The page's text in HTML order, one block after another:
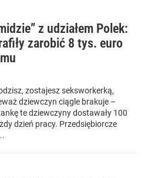
z udziałem Polek:
zarobić 8 tys. euro
zostajesz seksworkerką,
dziewczyn ciągle brakuje –
te dziewczyny dostawały 100
dzień pracy. Przedsiębiorcze